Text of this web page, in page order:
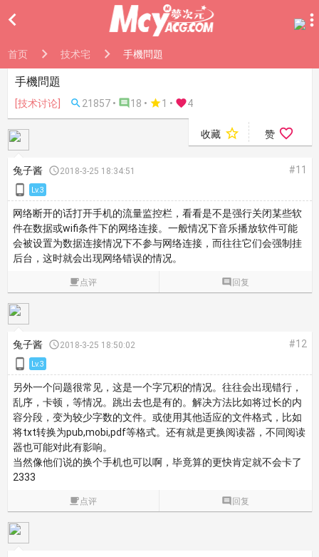

首页 技术宅 手機問題
手機問題
[技术讨论]  21857 •  18 • 1 • 4
收藏  赞 
兔子酱 2018-3-25 18:34:51 #11
 Lv.3
网络断开的话打开手机的流量监控栏，看看是不是强行关闭某些软
件在数据或wifi条件下的网络连接。一般情况下音乐播放软件可能
会被设置为数据连接情况下不参与网络连接，而往往它们会强制挂
后台，这时就会出现网络错误的情况。
点评  回复
兔子酱 2018-3-25 18:50:02 #12
 Lv.3
另外一个问题很常见，这是一个字冗积的情况。往往会出现错行，
乱序，卡顿，等情况。跳出去也是有的。解决方法比如将过长的内
容分段，变为较少字数的文件。或使用其他适应的文件格式，比如
将txt转换为pub,mobi,pdf等格式。还有就是更换阅读器，不同阅读
器也可能对此有影响。
当然像他们说的换个手机也可以啊，毕竟算的更快肯定就不会卡了
2333
点评  回复